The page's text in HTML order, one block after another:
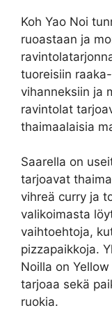
Koh Yao Noi
ruoastaan ja
tuoreisiin
vihanneksiin ja
ravintolat
thaimaalaisia
Saarella on
tarjoavat
vihreä curry ja
valikoimasta
vaihtoehtoja,
pizzapaikkoja.
Noilla on
tarjoaa sekä
ruokia.